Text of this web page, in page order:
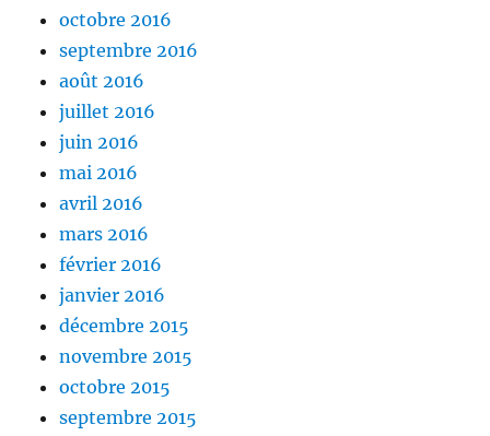
octobre 2016
septembre 2016
août 2016
juillet 2016
juin 2016
mai 2016
avril 2016
mars 2016
février 2016
janvier 2016
décembre 2015
novembre 2015
octobre 2015
septembre 2015